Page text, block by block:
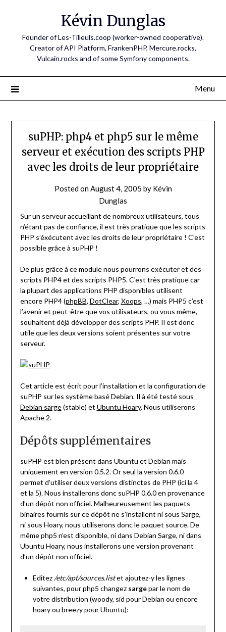
Kévin Dunglas
Founder of Les-Tilleuls.coop (worker-owned cooperative).
Creator of API Platform, FrankenPHP, Mercure.rocks,
Vulcain.rocks and of some Symfony components.
Menu
suPHP: php4 et php5 sur le même
serveur et exécution des scripts PHP
avec les droits de leur propriétaire
Posted onAugust 4, 2005 by Kévin
Dunglas
Sur un serveur accueillant de nombreux utilisateurs, tous
n’étant pas de confiance, il est très pratique que les scripts
PHP s’éxécutent avec les droits de leur propriétaire ! C’est
possible grâce à suPHP !
De plus grâce à ce module nous pourrons exécuter et des
scripts PHP4 et des scripts PHP5. C’est très pratique car
la plupart des applications PHP disponibles utilisent
encore PHP4 (phpBB, DotClear, Xoops, …) mais PHP5 c’est
l’avenir et peut-être que vos utilisateurs, ou vous même,
souhaitent déjà développer des scripts PHP. Il est donc
utile que les deux versions soient présentes sur votre
serveur.
Cet article est écrit pour l’installation et la configuration de
suPHP sur les système basé Debian. Il à été testé sous
Debian sarge(stable) et Ubuntu Hoary. Nous utiliserons
Apache 2.
Dépôts supplémentaires
suPHP est bien présent dans Ubuntu et Debian mais
uniquement en version 0.5.2. Or seul la version 0.6.0
permet d’utiliser deux versions distinctes de PHP (ici la 4
et la 5). Nous installerons donc suPHP 0.6.0 en provenance
d’un dépôt non officiel. Malheureusement les paquets
binaires fournis sur ce dépôt ne s’installent ni sous Sarge,
ni sous Hoary, nous utiliserons donc le paquet source. De
même php5 n’est disponible, ni dans Debian Sarge, ni dans
Ubuntu Hoary, nous installerons une version provenant
d’un dépôt non officiel.
Editez /etc/apt/sources.listet ajoutez-y les lignes
suivantes, pour php5 changez sargepar le nom de
votre distribution (woody, sid pour Debian ou encore
hoary ou breezy pour Ubuntu):